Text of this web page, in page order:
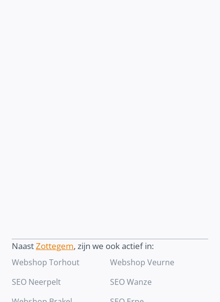
NaastZottegem, zijn we ook actief in:
Webshop Torhout
Webshop Veurne
SEO Neerpelt
SEO Wanze